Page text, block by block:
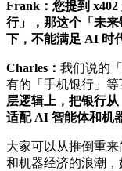
Frank：您提到
行」，那这个「未
下，不能满足 AI 时
Charles： 我们说的
有的「手机银行」
层逻辑上，把银行
适配 AI 智能体和机
大家可以从推倒重
和机器经济的浪潮